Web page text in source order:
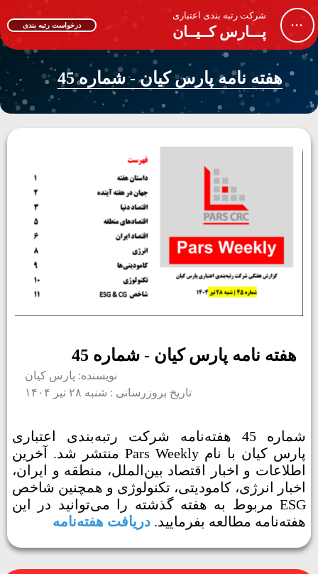
...
شرکت رتبه بندی اعتباری
پـــارس کــیــان درخواست رتبه بندی
هفته نامه پارس کیان - شماره 45
هفته نامه پارس کیان - شماره 45
نویسنده: پارس کیان
تاریخ بروزرسانی : شنبه ۲۸ تیر ۱۴۰۴
شماره 45 هفته‌نامه شرکت رتبه‌بندی اعتباری
پارس کیان با نام Pars Weekly منتشر شد. آخرین
اطلاعات و اخبار اقتصاد بین‌الملل، منطقه و ایران،
اخبار انرژی، کامودیتی، تکنولوژی و همچنین شاخص
ESG مربوط به هفته گذشته را می‌توانید در این
هفته‌نامه مطالعه بفرمایید. دریافت هفته‌نامه